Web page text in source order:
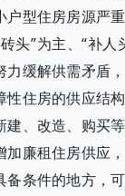
户型住房房源严
头”为主、“补人
力缓解供需矛盾
性住房的供应结
建、改造、购买
加廉租住房供应
备条件的地方，